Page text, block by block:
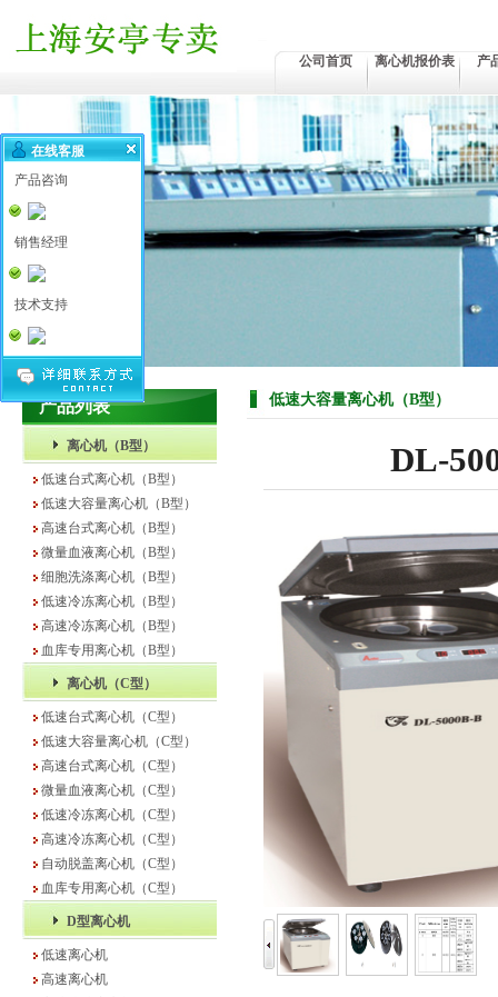
公司首页 离心机报价表 产
产品列表
离心机（B型）
低速台式离心机（B型）
低速大容量离心机（B型）
高速台式离心机（B型）
微量血液离心机（B型）
细胞洗涤离心机（B型）
低速冷冻离心机（B型）
高速冷冻离心机（B型）
血库专用离心机（B型）
离心机（C型）
低速台式离心机（C型）
低速大容量离心机（C型）
高速台式离心机（C型）
微量血液离心机（C型）
低速冷冻离心机（C型）
高速冷冻离心机（C型）
自动脱盖离心机（C型）
血库专用离心机（C型）
D型离心机
低速离心机
高速离心机
低速大容量离心机（B型）
DL-
在线客服
产品咨询
销售经理
技术支持